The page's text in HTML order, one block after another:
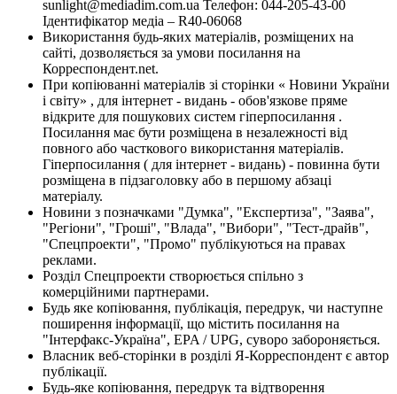
sunlight@mediadim.com.ua Телефон: 044-205-43-00
Ідентифікатор медіа – R40-06068
Використання будь-яких матеріалів, розміщених на
сайті, дозволяється за умови посилання на
Корреспондент.net.
При копіюванні матеріалів зі сторінки « Новини України
і світу» , для інтернет - видань - обов'язкове пряме
відкрите для пошукових систем гіперпосилання .
Посилання має бути розміщена в незалежності від
повного або часткового використання матеріалів.
Гіперпосилання ( для інтернет - видань) - повинна бути
розміщена в підзаголовку або в першому абзаці
матеріалу.
Новини з позначками "Думка", "Експертиза", "Заява",
"Регіони", "Гроші", "Влада", "Вибори", "Тест-драйв",
"Спецпроекти", "Промо" публікуються на правах
реклами.
Розділ Спецпроекти створюється спільно з
комерційними партнерами.
Будь яке копіювання, публікація, передрук, чи наступне
поширення інформації, що містить посилання на
"Інтерфакс-Україна", EPA / UPG, суворо забороняється.
Власник веб-сторінки в розділі Я-Корреспондент є автор
публікації.
Будь-яке копіювання, передрук та відтворення